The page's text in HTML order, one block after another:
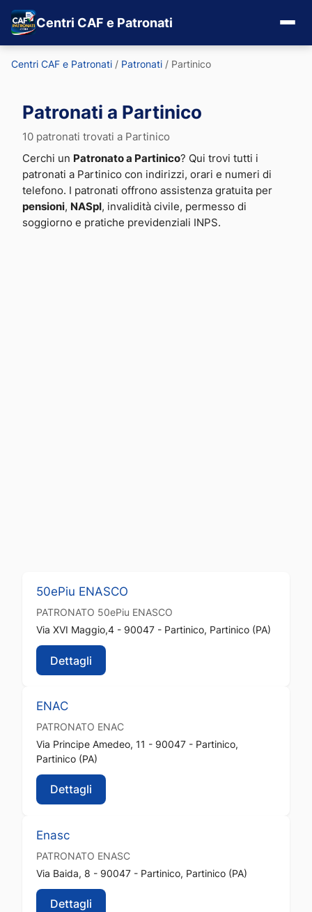
Centri CAF e Patronati
Centri CAF e Patronati / Patronati / Partinico
Patronati a Partinico
10 patronati trovati a Partinico
Cerchi un Patronato a Partinico? Qui trovi tutti i
patronati a Partinico con indirizzi, orari e numeri di
telefono. I patronati offrono assistenza gratuita per
pensioni, NASpI , invalidità civile, permesso di
soggiorno e pratiche previdenziali INPS.
50ePiu ENASCO
PATRONATO 50ePiu ENASCO
Via XVI Maggio,4 - 90047 - Partinico, Partinico (PA)
Dettagli
ENAC
PATRONATO ENAC
Via Principe Amedeo, 11 - 90047 - Partinico,
Partinico (PA)
Dettagli
Enasc
PATRONATO ENASC
Via Baida, 8 - 90047 - Partinico, Partinico (PA)
Dettagli